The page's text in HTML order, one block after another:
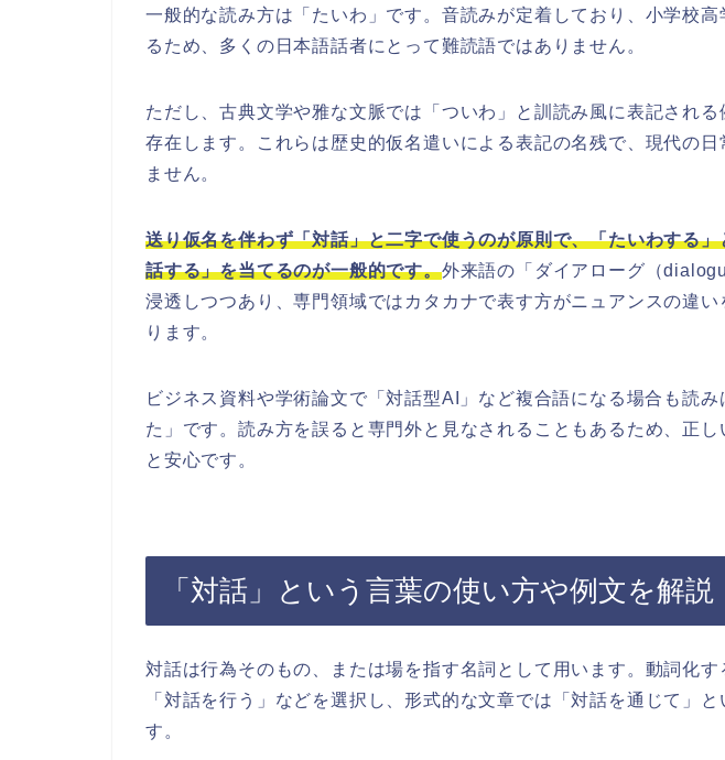
一般的な読み方は「たいわ」です。音読みが定着しており、小学校
るため、多くの日本語話者にとって難読語ではありません。
ただし、古典文学や雅な文脈では「ついわ」と訓読み風に表記される
存在します。これらは歴史的仮名遣いによる表記の名残で、現代の日
ません。
送り仮名を伴わず「対話」と二字で使うのが原則で、「たいわする
話する」を当てるのが一般的です。外来語の「ダイアローグ（
浸透しつつあり、専門領域ではカタカナで表す方がニュアンスの違
ります。
ビジネス資料や学術論文で「対話型AI」など複合語になる場合も読
た」です。読み方を誤ると専門外と見なされることもあるため、正し
と安心です。
「対話」という言葉の使い方や例文を解説
対話は行為そのもの、または場を指す名詞として用います。動詞化す
「対話を行う」などを選択し、形式的な文章では「対話を通じて」と
す。